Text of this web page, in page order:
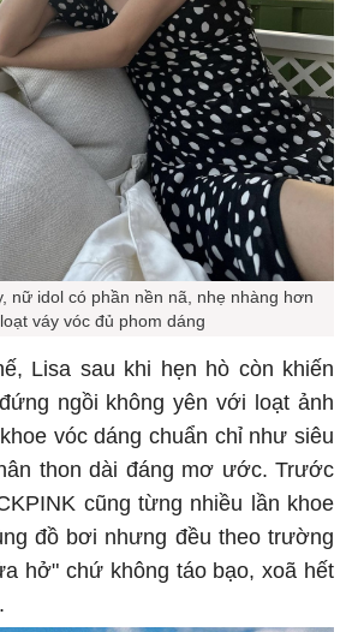
nữ idol có phần nền nã, nhẹ nhàng hơn
váy vóc đủ phom dáng
Lisa sau khi hẹn hò còn khiến
ngồi không yên với loạt ảnh
vóc dáng chuẩn chỉ như siêu
thon dài đáng mơ ước. Trước
cũng từng nhiều lần khoe
đồ bơi nhưng đều theo trường
hở" chứ không táo bạo, xoã hết